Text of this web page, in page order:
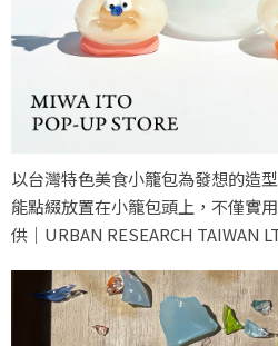
以台灣特色美食小籠包為發想的造
能點綴放置在小籠包頭上，不僅實
供｜URBAN RESEARCH TAIWAN